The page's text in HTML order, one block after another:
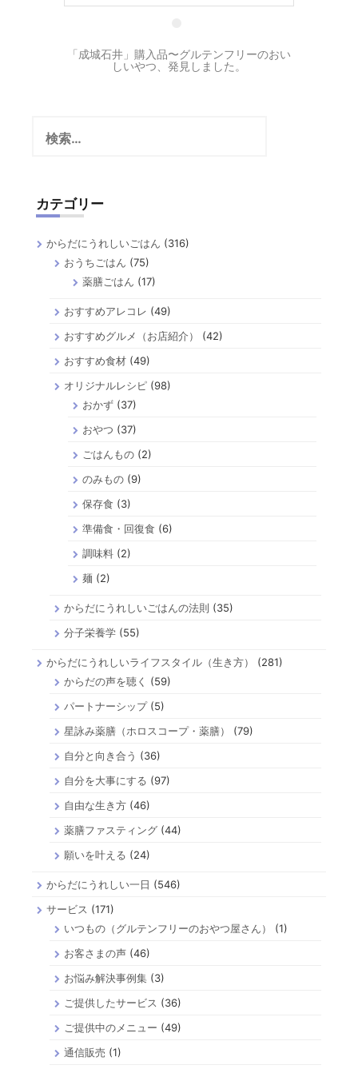
「成城石井」購入品〜グルテンフリーのおい
しいやつ、発見しました。
カテゴリー
からだにうれしいごはん (316)
おうちごはん (75)
薬膳ごはん (17)
おすすめアレコレ (49)
おすすめグルメ（お店紹介）
(42)
おすすめ食材 (49)
オリジナルレシピ (98)
おかず(37)
おやつ (37)
ごはんもの(2)
のみもの(9)
保存食 (3)
準備食・回復食 (6)
調味料(2)
麺 (2)
からだにうれしいごはんの法則 (35)
分子栄養学 (55)
からだにうれしいライフスタイル（生き方）
(281)
からだの声を聴く
(59)
パートナーシップ(5)
星詠み薬膳（ホロスコープ・薬膳）
(79)
自分と向き合う (36)
自分を大事にする (97)
自由な生き方 (46)
薬膳ファスティング (44)
願いを叶える (24)
からだにうれしい一日 (546)
サービス (171)
いつもの（グルテンフリーのおやつ屋さん）
(1)
お客さまの声 (46)
お悩み解決事例集 (3)
ご提供したサービス (36)
ご提供中のメニュー (49)
通信販売 (1)